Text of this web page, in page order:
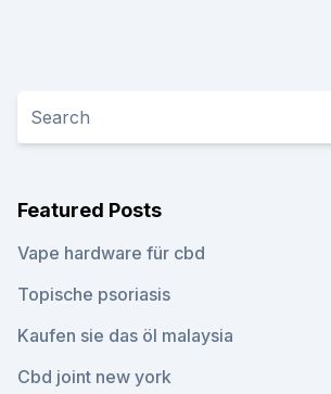
Featured Posts
Vape hardware für cbd
Topische psoriasis
Kaufen sie das öl malaysia
Cbd joint new york